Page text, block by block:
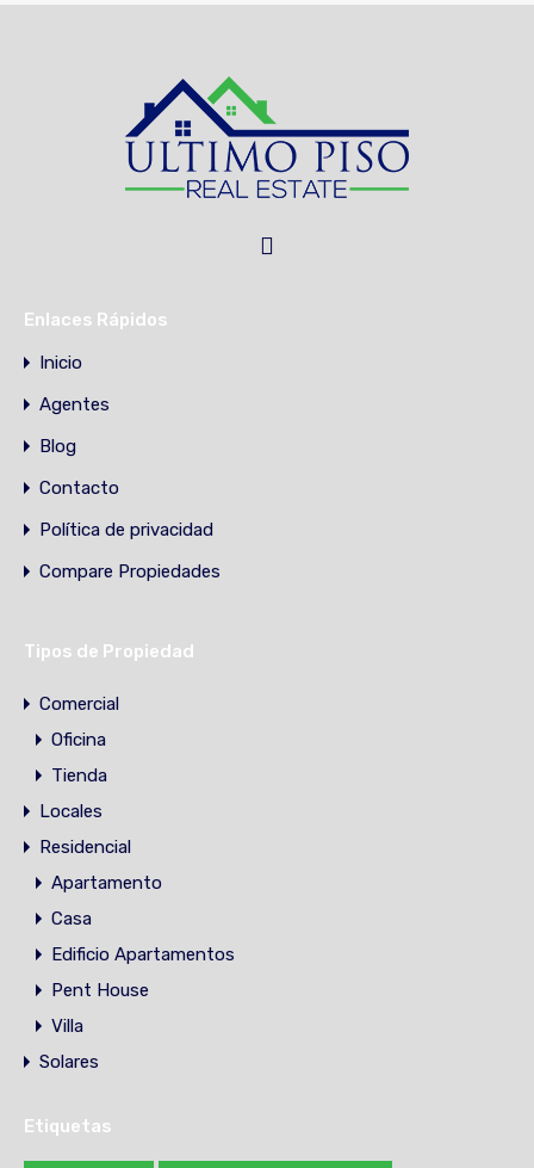
Enlaces Rápidos
Inicio
Agentes
Blog
Contacto
Política de privacidad
Compare Propiedades
Tipos de Propiedad
Comercial
Oficina
Tienda
Locales
Residencial
Apartamento
Casa
Edificio Apartamentos
Pent House
Villa
Solares
Etiquetas